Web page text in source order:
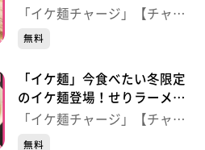
ー 【やまがた辛味噌ラーメ
「イケ麺チャージ」【チャー
ジ！】
無料
「イケ麺」今食べたい冬限定
のイケ麺登場！せりラーメン
＆アツアツあんかけ 【麺
「イケ麺チャージ」【チャー
ジ！】
無料